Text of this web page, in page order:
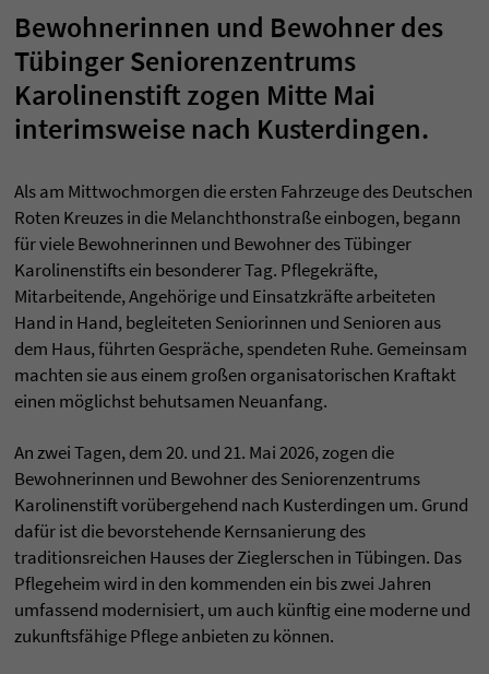
Bewohnerinnen und Bewohner des
Tübinger Seniorenzentrums
Karolinenstift zogen Mitte Mai
interimsweise nach Kusterdingen.
Als am Mittwochmorgen die ersten Fahrzeuge des Deutschen
Roten Kreuzes in die Melanchthonstraße einbogen, begann
für viele Bewohnerinnen und Bewohner des Tübinger
Karolinenstifts ein besonderer Tag. Pflegekräfte,
Mitarbeitende, Angehörige und Einsatzkräfte arbeiteten
Hand in Hand, begleiteten Seniorinnen und Senioren aus
dem Haus, führten Gespräche, spendeten Ruhe. Gemeinsam
machten sie aus einem großen organisatorischen Kraftakt
einen möglichst behutsamen Neuanfang.
An zwei Tagen, dem 20. und 21. Mai 2026, zogen die
Bewohnerinnen und Bewohner des Seniorenzentrums
Karolinenstift vorübergehend nach Kusterdingen um. Grund
dafür ist die bevorstehende Kernsanierung des
traditionsreichen Hauses der Zieglerschen in Tübingen. Das
Pflegeheim wird in den kommenden ein bis zwei Jahren
umfassend modernisiert, um auch künftig eine moderne und
zukunftsfähige Pflege anbieten zu können.